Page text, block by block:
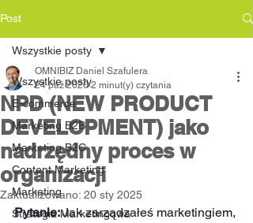
Post
Wszystkie posty
E-commerce
Marketing B2B
Marketing B2C
Content Marketing
Marketing
Strategia Marketingowa
Wszystkie posty
NPD (NEW PRODUCT
DEVELOPMENT) jako
nadrzędny proces w
organizacji
OMNIBIZ Daniel Szafulera
24 paź 2020 2 minut(y) czytania
Zaktualizowano: 20 sty 2025
Pytanie: Jak zarządzałeś marketingiem,